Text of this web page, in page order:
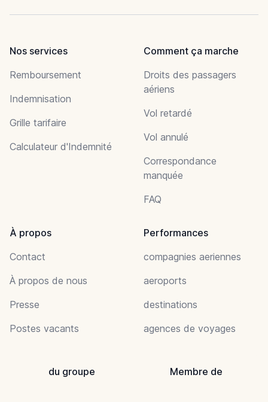
Nos services
Remboursement
Indemnisation
Grille tarifaire
Calculateur d'Indemnité
Comment ça marche
Droits des passagers
aériens
Vol retardé
Vol annulé
Correspondance
manquée
FAQ
À propos
Contact
À propos de nous
Presse
Postes vacants
Performances
compagnies aeriennes
aeroports
destinations
agences de voyages
du groupe Membre de